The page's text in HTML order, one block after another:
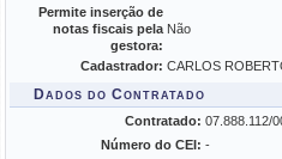
Permite inserção de
notas fiscais pela
gestora:
Não
Cadastrador: CARLOS
Dados do Contratado
Contratado: 07.888.112/
Número do CEI: -